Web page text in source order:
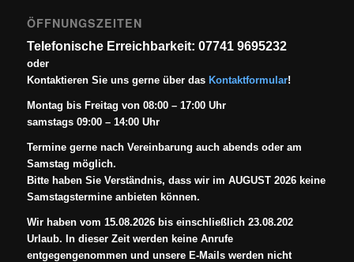
ÖFFNUNGSZEITEN
Telefonische Erreichbarkeit: 07741 9695232
oder
Kontaktieren Sie uns gerne über das Kontaktformular!
Montag bis Freitag von 08:00 – 17:00 Uhr
samstags 09:00 – 14:00 Uhr
Termine gerne nach Vereinbarung auch abends oder am
Samstag möglich.
Bitte haben Sie Verständnis, dass wir im AUGUST 2026 keine
Samstagstermine anbieten können.
Wir haben vom 15.08.2026 bis einschließlich 23.08.202
Urlaub. In dieser Zeit werden keine Anrufe
entgegengenommen und unsere E-Mails werden nicht